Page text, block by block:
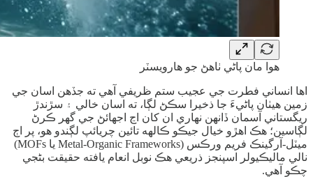
ھوا مان پاڻي ٺاھڻ جو ھارويسٽر
اها انساني فطرت جي عجيب ستم ظريفي آهي ته جڏهن اسان جي
زمين هيٺان پاڻيءَ جا ذخيرا سڪڻ لڳا، ته اسان خالي ۽ سڙندڙ
ريگستاني آسمان ڏانهن نهاري ان کان اڃ اجهائڻ جي گهر ڪرڻ
لڳاسين؛ هڪ اهڙو خيال جيڪو ڪالهه تائين چريائپ لڳندو هو، پر اڄ
ميٽل-آرگينڪ فريم ورڪس (Metal-Organic Frameworks يا MOFs)
نالي ماليڪيولر اسپنجز ذريعي هڪ نوبل انعام يافته حقيقت بڻجي
چڪو آهي.